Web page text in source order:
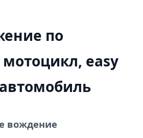
по
мотоцикл, easy
вождение